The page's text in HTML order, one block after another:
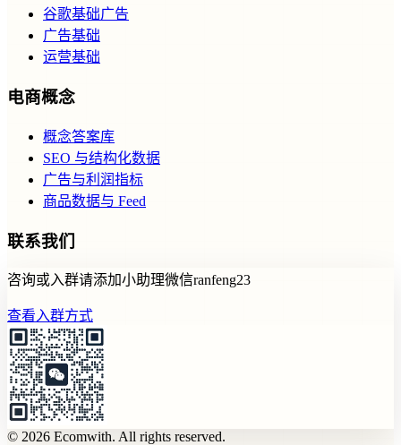
谷歌基础广告
广告基础
运营基础
电商概念
概念答案库
SEO 与结构化数据
广告与利润指标
商品数据与 Feed
联系我们
咨询或入群请添加小助理微信ranfeng23
查看入群方式
© 2026 Ecomwith. All rights reserved.